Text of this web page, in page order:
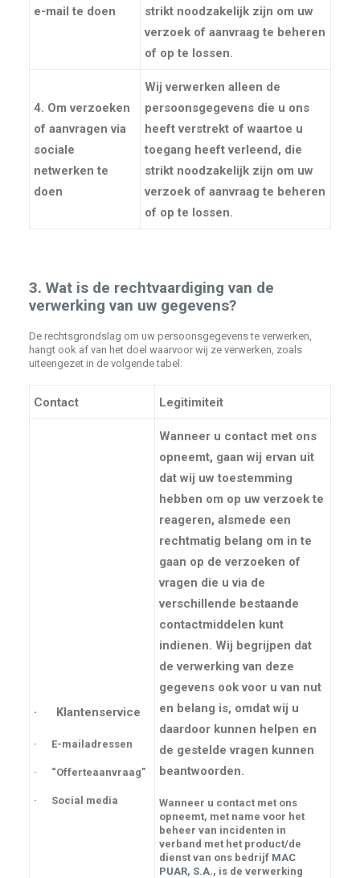
e-mail te doen strikt noodzakelijk zijn om uw
verzoek of aanvraag te beheren
of op te lossen.
4. Om verzoeken
of aanvragen via
sociale
netwerken te
doen
Wij verwerken alleen de
persoonsgegevens die u ons
heeft verstrekt of waartoe u
toegang heeft verleend, die
strikt noodzakelijk zijn om uw
verzoek of aanvraag te beheren
of op te lossen.
3. Wat is de rechtvaardiging van de
verwerking van uw gegevens?
De rechtsgrondslag om uw persoonsgegevens te verwerken,
hangt ook af van het doel waarvoor wij ze verwerken, zoals
uiteengezet in de volgende tabel:
Contact Legitimiteit
· Klantenservice
· E-mailadressen
· “Offerteaanvraag”
· Social media
Wanneer u contact met ons
opneemt, gaan wij ervan uit
dat wij uw toestemming
hebben om op uw verzoek te
reageren, alsmede een
rechtmatig belang om in te
gaan op de verzoeken of
vragen die u via de
verschillende bestaande
contactmiddelen kunt
indienen. Wij begrijpen dat
de verwerking van deze
gegevens ook voor u van nut
en belang is, omdat wij u
daardoor kunnen helpen en
de gestelde vragen kunnen
beantwoorden.
Wanneer u contact met ons
opneemt, met name voor het
beheer van incidenten in
verband met het product/de
dienst van ons bedrijf MAC
PUAR, S.A., is de verwerking